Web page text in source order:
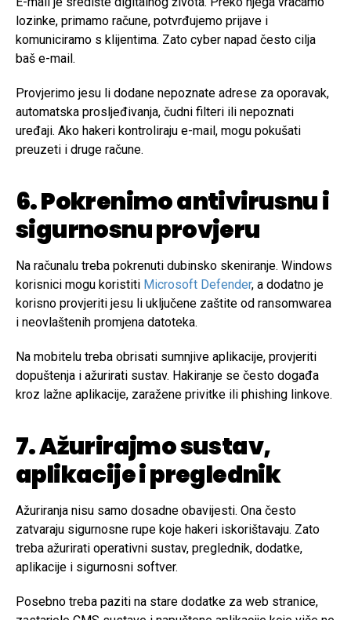
lozinke, primamo račune, potvrđujemo prijave i
komuniciramo s klijentima. Zato cyber napad često cilja
baš e-mail.
Provjerimo jesu li dodane nepoznate adrese za oporavak,
automatska prosljeđivanja, čudni filteri ili nepoznati
uređaji. Ako hakeri kontroliraju e-mail, mogu pokušati
preuzeti i druge račune.
6. Pokrenimo antivirusnu i
sigurnosnu provjeru
Na računalu treba pokrenuti dubinsko skeniranje. Windows
korisnici mogu koristiti Microsoft Defender, a dodatno je
korisno provjeriti jesu li uključene zaštite od ransomwarea
i neovlaštenih promjena datoteka.
Na mobitelu treba obrisati sumnjive aplikacije, provjeriti
dopuštenja i ažurirati sustav. Hakiranje se često događa
kroz lažne aplikacije, zaražene privitke ili phishing linkove.
7. Ažurirajmo sustav,
aplikacije i preglednik
Ažuriranja nisu samo dosadne obavijesti. Ona često
zatvaraju sigurnosne rupe koje hakeri iskorištavaju. Zato
treba ažurirati operativni sustav, preglednik, dodatke,
aplikacije i sigurnosni softver.
Posebno treba paziti na stare dodatke za web stranice,